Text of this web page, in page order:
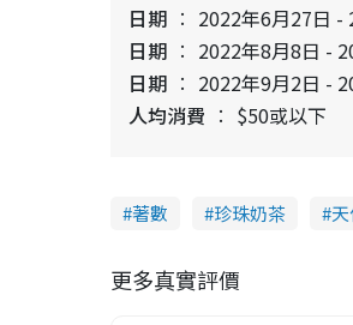
日期
2022年6月27日 -
日期
2022年8月8日 -
日期
2022年9月2日 -
人均消費
$50或以下
著數 珍珠奶茶
更多真實評價